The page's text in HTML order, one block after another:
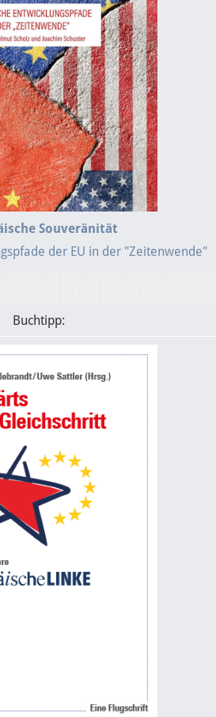
Souveränität
der EU in der "Zeitenwende"
Buchtipp: